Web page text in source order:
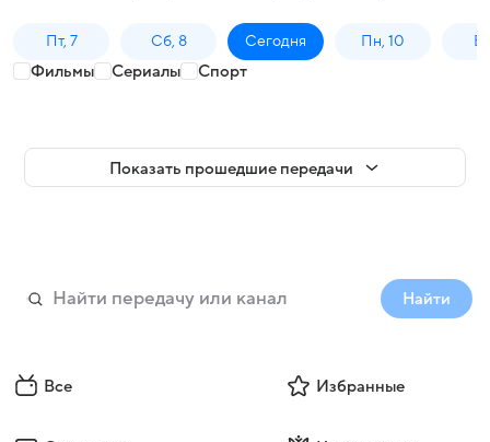
Пт, 7 Сб, 8 Сегодня Пн, 10
Фильмы Сериалы Спорт
Показать прошедшие передачи
Найти
Все Избранные